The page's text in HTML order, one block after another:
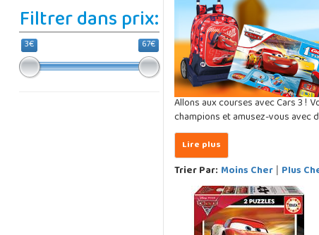
Filtrer dans prix:
3€ 67€
Allons aux courses avec Cars 3 !
champions et amusez-vous avec
Trier Par: Moins Cher| Plus